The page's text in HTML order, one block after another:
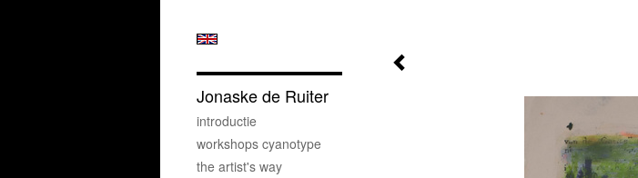
Jonaske de Ruiter
introductie
workshops cyanotype
the artist's way